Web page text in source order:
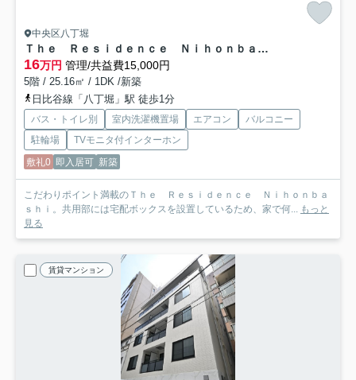
中央区八丁堀
Ｔｈｅ Ｒｅｓｉｄｅｎｃｅ Ｎｉｈｏｎｂａｓｈｉ
16万円 管理/共益費15,000円
5階 / 25.16㎡ / 1DK /新築
日比谷線「八丁堀」駅 徒歩1分
バス・トイレ別 室内洗濯機置場 エアコン
バルコニー
駐輪場
TVモニタ付インターホン
敷礼0 即入居可 新築
こだわりポイント満載のＴｈｅ Ｒｅｓｉｄｅｎｃｅ Ｎｉｈｏｎｂａ
ｓｈｉ。共用部には宅配ボックスを設置しているため、家で何...
もっと
見る
賃貸マンション